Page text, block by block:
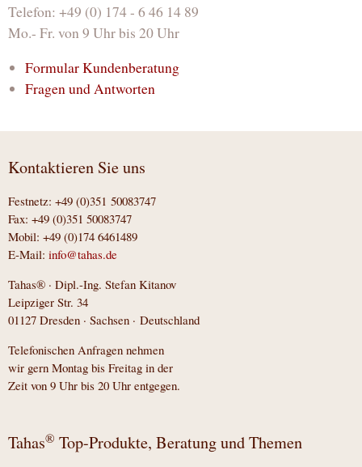
Telefon: +49 (0) 174 - 6 46 14 89
Mo.- Fr. von 9 Uhr bis 20 Uhr
Formular Kundenberatung
Fragen und Antworten
Kontaktieren Sie uns
Festnetz: +49 (0)351 50083747
Fax: +49 (0)351 50083747
Mobil: +49 (0)174 6461489
E-Mail: info@tahas.de
Tahas® · Dipl.-Ing. Stefan Kitanov
Leipziger Str. 34
01127 Dresden · Sachsen · Deutschland
Telefonischen Anfragen nehmen
wir gern Montag bis Freitag in der
Zeit von 9 Uhr bis 20 Uhr entgegen.
Tahas® Top-Produkte, Beratung und Themen